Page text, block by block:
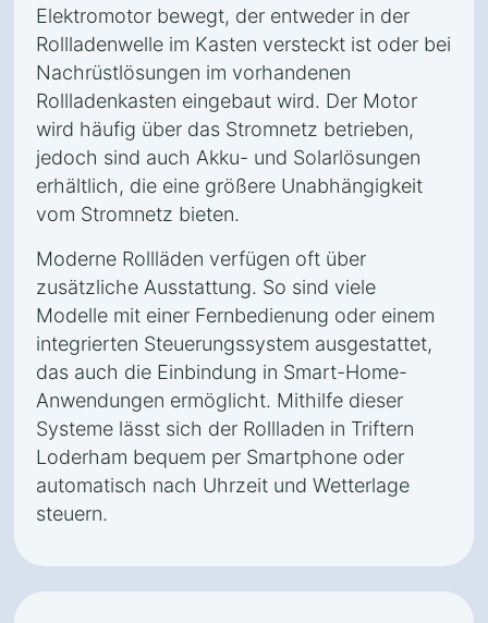
Elektromotor bewegt, der entweder in der
Rollladenwelle im Kasten versteckt ist oder bei
Nachrüstlösungen im vorhandenen
Rollladenkasten eingebaut wird. Der Motor
wird häufig über das Stromnetz betrieben,
jedoch sind auch Akku- und Solarlösungen
erhältlich, die eine größere Unabhängigkeit
vom Stromnetz bieten.
Moderne Rollläden verfügen oft über
zusätzliche Ausstattung. So sind viele
Modelle mit einer Fernbedienung oder einem
integrierten Steuerungssystem ausgestattet,
das auch die Einbindung in Smart-Home-
Anwendungen ermöglicht. Mithilfe dieser
Systeme lässt sich der Rollladen in Triftern
Loderham bequem per Smartphone oder
automatisch nach Uhrzeit und Wetterlage
steuern.